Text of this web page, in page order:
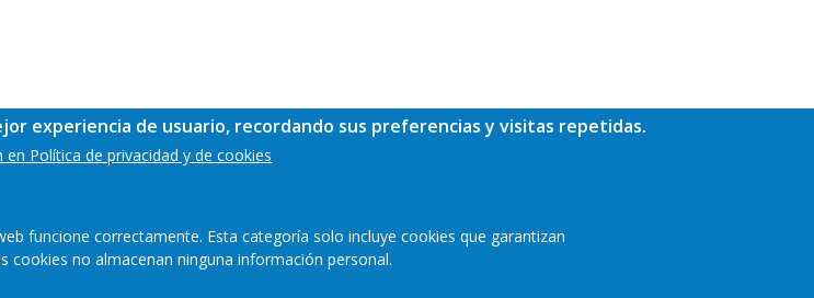
experiencia de usuario, recordando sus preferencias y visitas repetidas.
Política de privacidad y de cookies
funcione correctamente. Esta categoría solo incluye cookies que garantizan
cookies no almacenan ninguna información personal.